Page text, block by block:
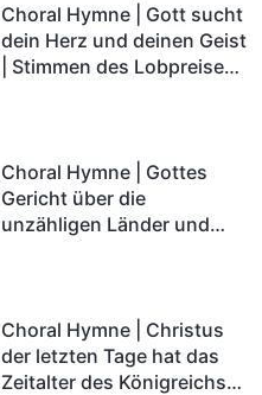
Choral Hymne | Gott sucht
dein Herz und deinen Geist
| Stimmen des Lobpreises
Choral Hymne | Gottes
Gericht über die
unzähligen Länder und
Choral Hymne | Christus
der letzten Tage hat das
Zeitalter des Königreichs